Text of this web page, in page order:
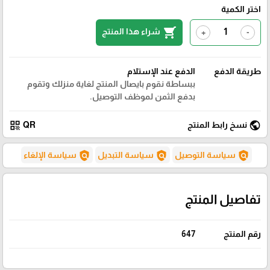
اختر الكمية
-
+
shopping_cart شراء هذا المنتج
طريقة الدفع
الدفع عند الإستلام
ببساطة نقوم بايصال المنتج لغاية منزلك وتقوم
بدفع الثمن لموظف التوصيل.
public نسخ رابط المنتج QR
qr_code
policy سياسة التوصيل policy سياسة التبديل policy سياسة الإلغاء
تفاصيل المنتج
رقم المنتج 647